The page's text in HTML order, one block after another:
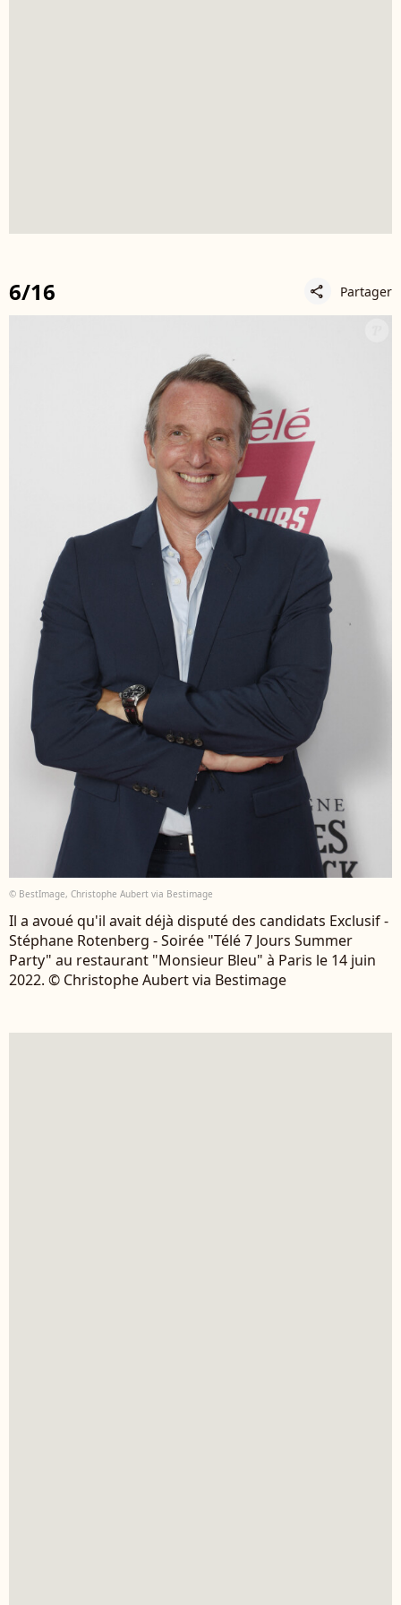
6/16 share Partager
© BestImage, Christophe Aubert via Bestimage
Il a avoué qu'il avait déjà disputé des candidats Exclusif -
Stéphane Rotenberg - Soirée "Télé 7 Jours Summer
Party" au restaurant "Monsieur Bleu" à Paris le 14 juin
2022. © Christophe Aubert via Bestimage